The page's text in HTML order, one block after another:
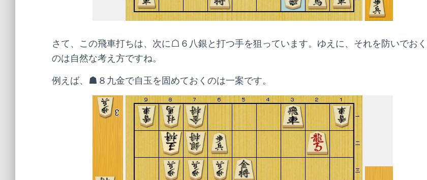
さて、この飛車打ちは、次に☖６八銀と打つ手を狙っています。ゆえに、それを防いでおく
のは自然な考え方ですね。
例えば、☗８九金で自玉を固めておくのは一案です。